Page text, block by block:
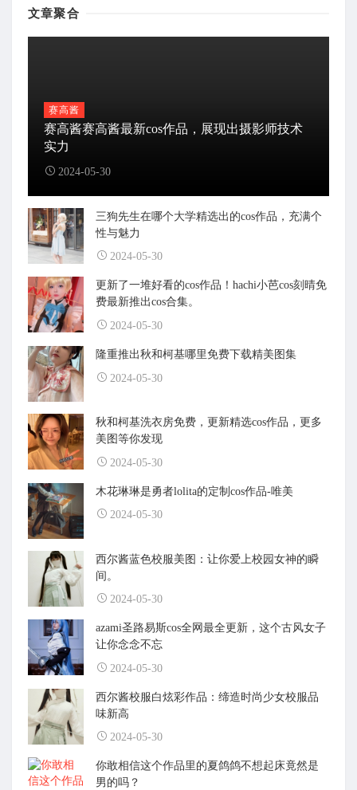
文章聚合
赛高酱
赛高酱赛高酱最新cos作品，展现出摄影师技术
实力
2024-05-30
三狗先生在哪个大学精选出的cos作品，充满个
性与魅力
2024-05-30
更新了一堆好看的cos作品！hachi小芭cos刻晴免
费最新推出cos合集。
2024-05-30
隆重推出秋和柯基哪里免费下载精美图集
2024-05-30
秋和柯基洗衣房免费，更新精选cos作品，更多
美图等你发现
2024-05-30
木花琳琳是勇者lolita的定制cos作品-唯美
2024-05-30
西尔酱蓝色校服美图：让你爱上校园女神的瞬
间。
2024-05-30
azami圣路易斯cos全网最全更新，这个古风女子
让你念念不忘
2024-05-30
西尔酱校服白炫彩作品：缔造时尚少女校服品
味新高
2024-05-30
你敢相信这个作品里的夏鸽鸽不想起床竟然是
男的吗？